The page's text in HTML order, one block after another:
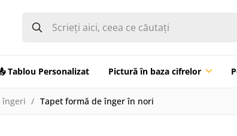
Tablou Personalizat Pictură în baza cifrelor
îngeri Tapet formă de înger în nori